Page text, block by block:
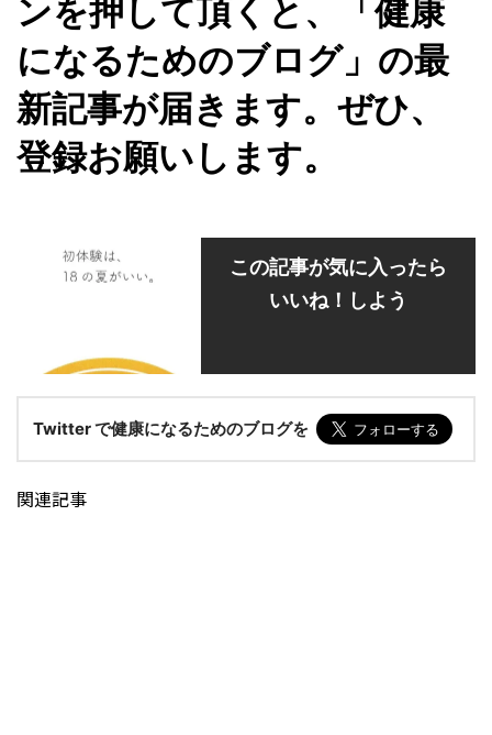
ンを押して頂くと、「健康
になるためのブログ」の最
新記事が届きます。ぜひ、
登録お願いします。
この記事が気に入ったら
いいね！しよう
Twitter で健康になるためのブログを
関連記事